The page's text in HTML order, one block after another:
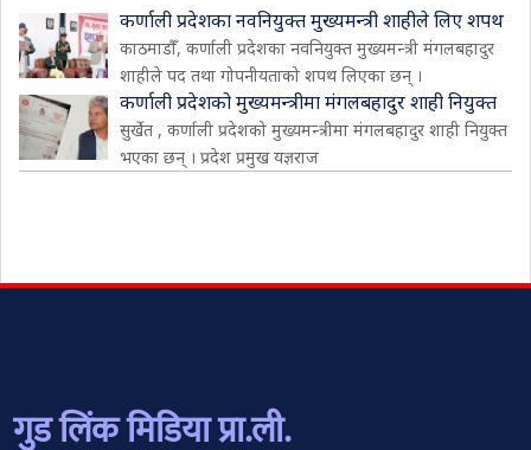
कर्णाली प्रदेशका नवनियुक्त मुख्यमन्त्री शाहीले लिए शपथ
काठमाडौँ, कर्णाली प्रदेशका नवनियुक्त मुख्यमन्त्री मंगलबहादुर
शाहीले पद तथा गोपनीयताको शपथ लिएका छन् ।
कर्णाली प्रदेशको मुख्यमन्त्रीमा मंगलबहादुर शाही नियुक्त
सुर्खेत , कर्णाली प्रदेशको मुख्यमन्त्रीमा मंगलबहादुर शाही नियुक्त
भएका छन् । प्रदेश प्रमुख यज्ञराज
गुड लिंक मिडिया प्रा.ली.